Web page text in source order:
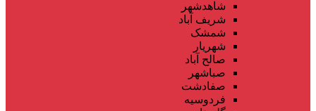
شاهدشهر
شریف آباد
شمشک
شهریار
صالح آباد
صباشهر
صفادشت
فردوسیه